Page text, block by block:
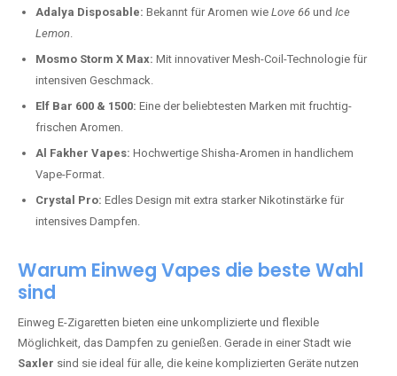
Adalya Disposable: Bekannt für Aromen wie Love 66 und Ice
Lemon.
Mosmo Storm X Max: Mit innovativer Mesh-Coil-Technologie für
intensiven Geschmack.
Elf Bar 600 & 1500: Eine der beliebtesten Marken mit fruchtig-
frischen Aromen.
Al Fakher Vapes: Hochwertige Shisha-Aromen in handlichem
Vape-Format.
Crystal Pro: Edles Design mit extra starker Nikotinstärke für
intensives Dampfen.
Warum Einweg Vapes die beste Wahl
sind
Einweg E-Zigaretten bieten eine unkomplizierte und flexible
Möglichkeit, das Dampfen zu genießen. Gerade in einer Stadt wie
Saxler sind sie ideal für alle, die keine komplizierten Geräte nutzen